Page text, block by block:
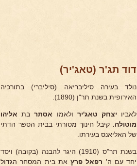
דוד תג'ר (טאג'יר)
נולד בעירה סיליבריאה (סיליברי) בתורכיה
האירופית בשנת תר"ן (1890).
לאביו יצחק טאג'יר ולאמו אסתרבת אליהו
מוטולה. קיבל חינוך מסורתי בבית הספר הדתי
של האליאנס בעירתו.
בשנת תר"ס (1910) היגר להבנה (בקובה) ויסד
יחד עם ה' רפאל פרץ את בית המסחר הגדול